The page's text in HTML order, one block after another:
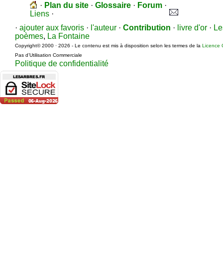
· Plan du site · Glossaire · Forum ·
Liens ·
· ajouter aux favoris · l'auteur · Contribution · livre d'or ·
poèmes, La Fontaine
Copyright© 2000 · 2026 - Le contenu est mis à disposition selon les termes de la Licence
Pas d’Utilisation Commerciale
Politique de confidentialité